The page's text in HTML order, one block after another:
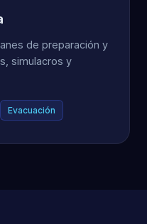
de preparación y
simulacros y
Evacuación